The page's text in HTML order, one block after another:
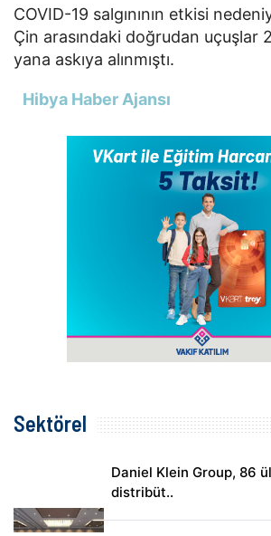
COVID-19 salgınının etkisi
Çin arasındaki doğrudan uçuşlar
yana askıya alınmıştı.
Hibya Haber Ajansı
Sektörel
Daniel Klein Group, 86
distribüt..